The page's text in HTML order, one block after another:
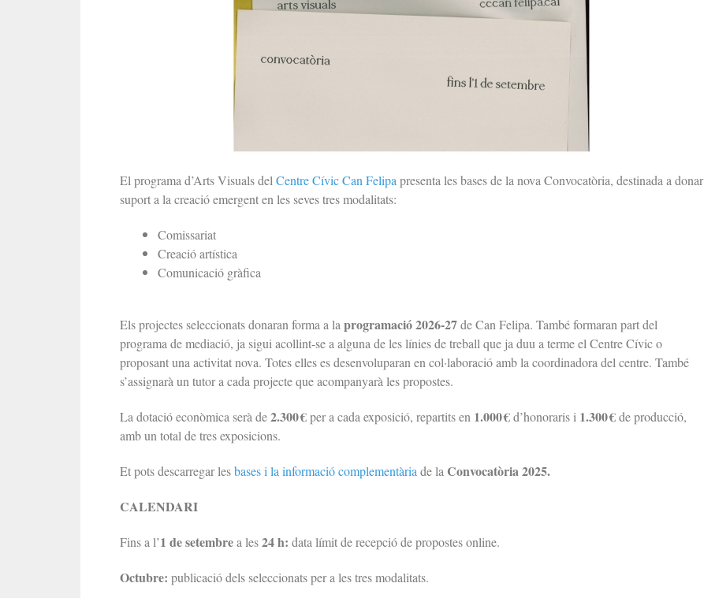
El programa d’Arts Visuals del Centre Cívic Can Felipa presenta les bases de la nova Convocatòria, destinada a donar
suport a la creació emergent en les seves tres modalitats:
Comissariat
Creació artística
Comunicació gràfica
Els projectes seleccionats donaran forma a la programació 2026-27de Can Felipa. També formaran part del
programa de mediació, ja sigui acollint-se a alguna de les línies de treball que ja duu a terme el Centre Cívic o
proposant una activitat nova. Totes elles es desenvoluparan en col·laboració amb la coordinadora del centre. També
s’assignarà un tutor a cada projecte que acompanyarà les propostes.
La dotació econòmica serà de2.300 €per a cada exposició, repartits en 1.000 €d’honoraris i 1.300 €de producció,
amb un total de tres exposicions.
Et pots descarregar lesbases i la informació complementària de la Convocatòria 2025.
CALENDARI
Fins a l’1 de setembrea les24 h: data límit de recepció de propostes online.
Octubre: publicació dels seleccionats per a les tres modalitats.